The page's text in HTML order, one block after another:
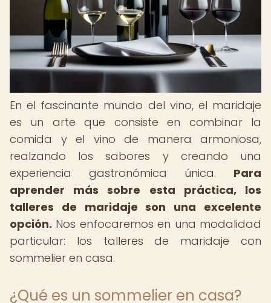
En el fascinante mundo del vino, el maridaje
es un arte que consiste en combinar la
comida y el vino de manera armoniosa,
realzando los sabores y creando una
experiencia gastronómica única. Para
aprender más sobre esta práctica, los
talleres de maridaje son una excelente
opción. Nos enfocaremos en una modalidad
particular: los talleres de maridaje con
sommelier en casa.
¿Qué es un sommelier en casa?